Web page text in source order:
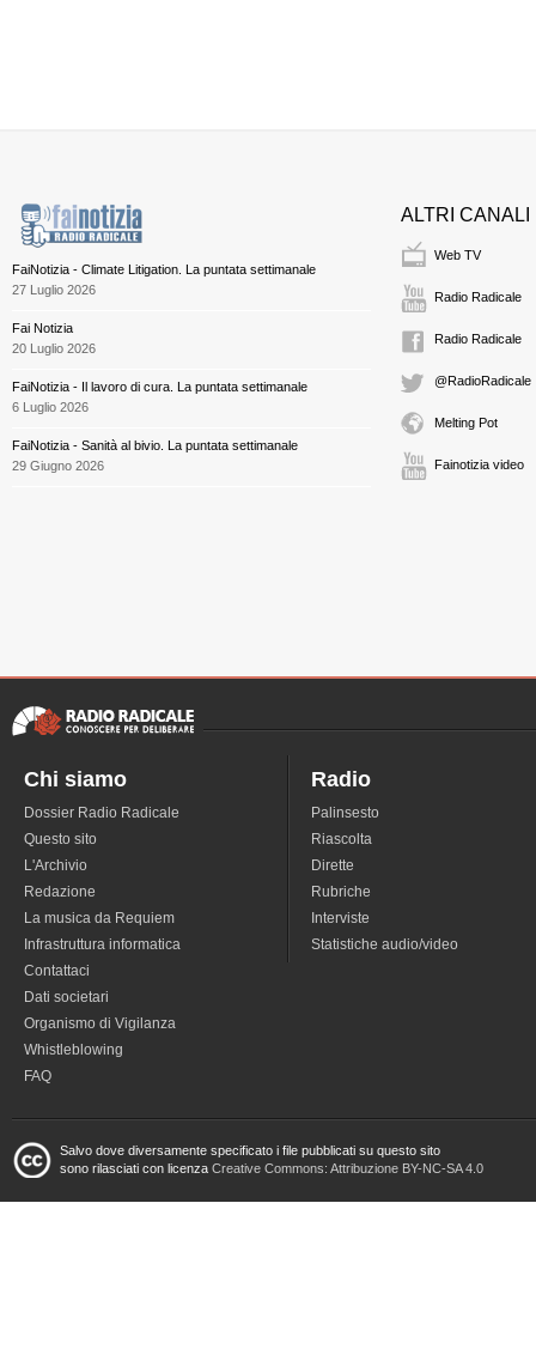
FaiNotizia - Climate Litigation. La puntata settimanale
27 Luglio 2026
Fai Notizia
20 Luglio 2026
FaiNotizia - Il lavoro di cura. La puntata settimanale
6 Luglio 2026
FaiNotizia - Sanità al bivio. La puntata settimanale
29 Giugno 2026
ALTRI CANALI
Web TV
Radio Radicale
Radio Radicale
@RadioRadicale
Melting Pot
Fainotizia video
Chi siamo
Dossier Radio Radicale
Questo sito
L'Archivio
Redazione
La musica da Requiem
Infrastruttura informatica
Contattaci
Dati societari
Organismo di Vigilanza
Whistleblowing
FAQ
Radio
Palinsesto
Riascolta
Dirette
Rubriche
Interviste
Statistiche audio/video
Salvo dove diversamente specificato i file pubblicati su questo sito
sono rilasciati con licenza Creative Commons: Attribuzione BY-NC-SA 4.0